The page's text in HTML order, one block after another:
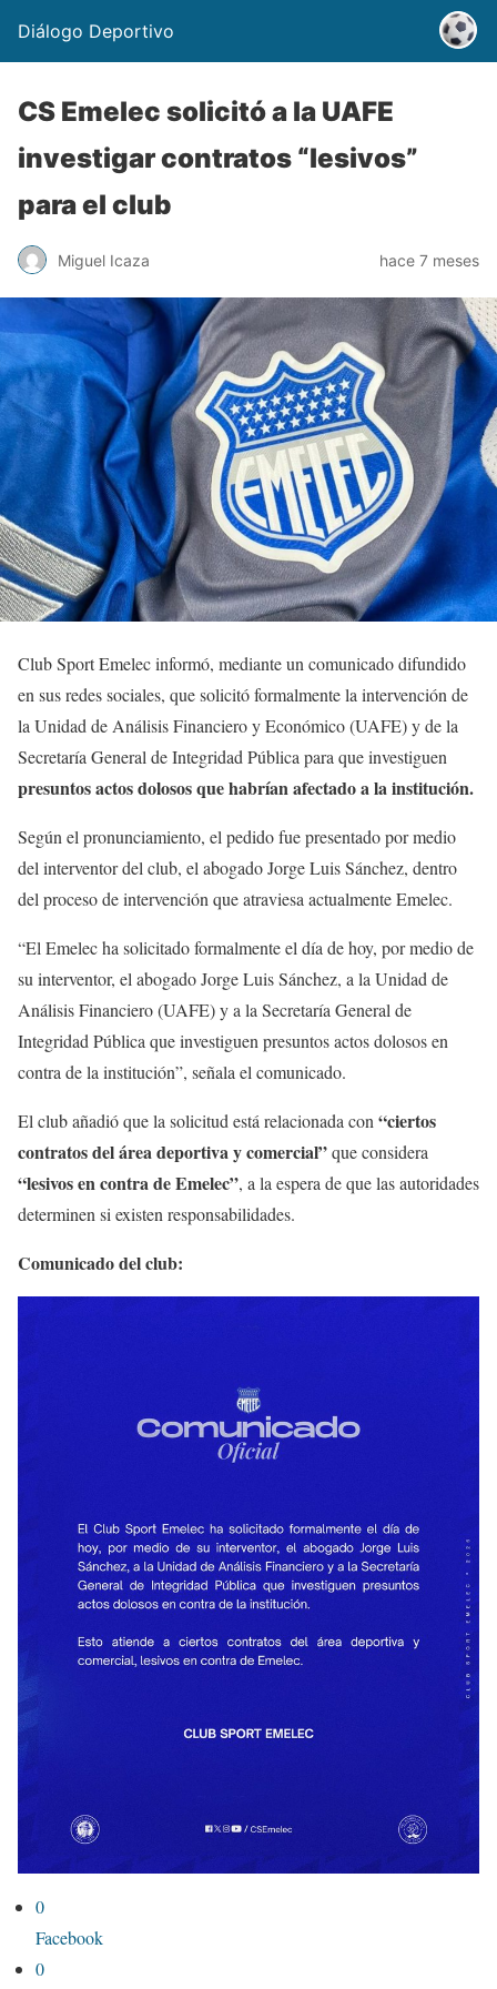
Diálogo Deportivo
CS Emelec solicitó a la UAFE
investigar contratos “lesivos”
para el club
Miguel Icaza hace 7 meses
Club Sport Emelec informó, mediante un comunicado difundido
en sus redes sociales, que solicitó formalmente la intervención de
la Unidad de Análisis Financiero y Económico (UAFE) y de la
Secretaría General de Integridad Pública para que investiguen
presuntos actos dolosos que habrían afectado a la institución.
Según el pronunciamiento, el pedido fue presentado por medio
del interventor del club, el abogado Jorge Luis Sánchez, dentro
del proceso de intervención que atraviesa actualmente Emelec.
“El Emelec ha solicitado formalmente el día de hoy, por medio de
su interventor, el abogado Jorge Luis Sánchez, a la Unidad de
Análisis Financiero (UAFE) y a la Secretaría General de
Integridad Pública que investiguen presuntos actos dolosos en
contra de la institución”, señala el comunicado.
El club añadió que la solicitud está relacionada con “ciertos
contratos del área deportiva y comercial”que considera
“lesivos en contra de Emelec”, a la espera de que las autoridades
determinen si existen responsabilidades.
Comunicado del club:
0
Facebook
0